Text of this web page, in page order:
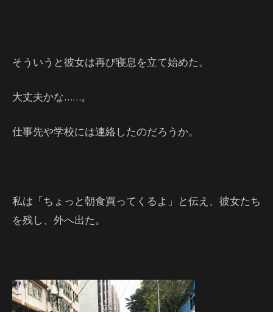
そういうと彼女は再び寝息を立て始めた。
大丈夫かな……。
仕事先や学校には連絡したのだろうか。
私は「ちょっと朝食買ってくるよ」と伝え、彼女たち
を残し、外へ出た。